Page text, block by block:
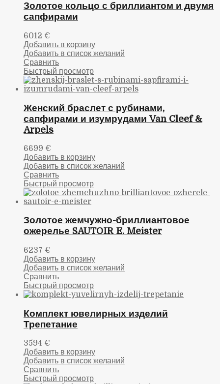
Золотое кольцо с бриллиантом и двумя
сапфирами
6012 €
Добавить в корзину
Добавить в список желаний
Сравнить
Быстрый просмотр
Женский браслет с рубинами,
сапфирами и изумрудами Van Cleef &
Arpels
6699 €
Добавить в корзину
Добавить в список желаний
Сравнить
Быстрый просмотр
Золотое жемчужно-бриллиантовое
ожерелье SAUTOIR E. Meister
6237 €
Добавить в корзину
Добавить в список желаний
Сравнить
Быстрый просмотр
Комплект ювелирных изделий
Трепетание
3594 €
Добавить в корзину
Добавить в список желаний
Сравнить
Быстрый просмотр